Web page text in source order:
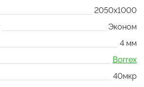
2050x1000
Эконом
4 мм
Borrex
40мкр